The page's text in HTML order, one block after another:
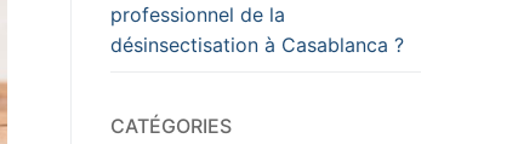
professionnel de la
désinsectisation à Casablanca ?
CATÉGORIES